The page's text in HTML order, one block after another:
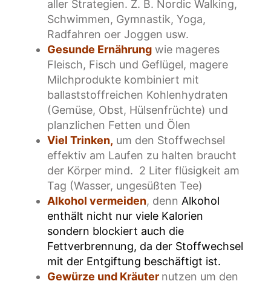
aller Strategien. Z. B. Nordic Walking,
Schwimmen, Gymnastik, Yoga,
Radfahren oer Joggen usw.
Gesunde Ernährung wie mageres
Fleisch, Fisch und Geflügel, magere
Milchprodukte kombiniert mit
ballaststoffreichen Kohlenhydraten
(Gemüse, Obst, Hülsenfrüchte) und
planzlichen Fetten und Ölen
Viel Trinken, um den Stoffwechsel
effektiv am Laufen zu halten braucht
der Körper mind. 2 Liter flüsigkeit am
Tag (Wasser, ungesüßten Tee)
Alkohol vermeiden, denn Alkohol
enthält nicht nur viele Kalorien
sondern blockiert auch die
Fettverbrennung, da der Stoffwechsel
mit der Entgiftung beschäftigt ist.
Gewürze und Kräuter nutzen um den